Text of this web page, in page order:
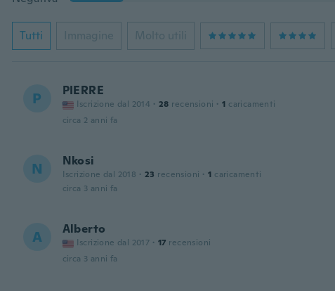
Tutti Immagine Molto utili
P PIERRE
Iscrizione dal 2014 · 28 recensioni · 1 caricamenti
circa 2 anni fa
N Nkosi
Iscrizione dal 2018 · 23 recensioni · 1 caricamenti
circa 3 anni fa
A Alberto
Iscrizione dal 2017 · 17 recensioni
circa 3 anni fa